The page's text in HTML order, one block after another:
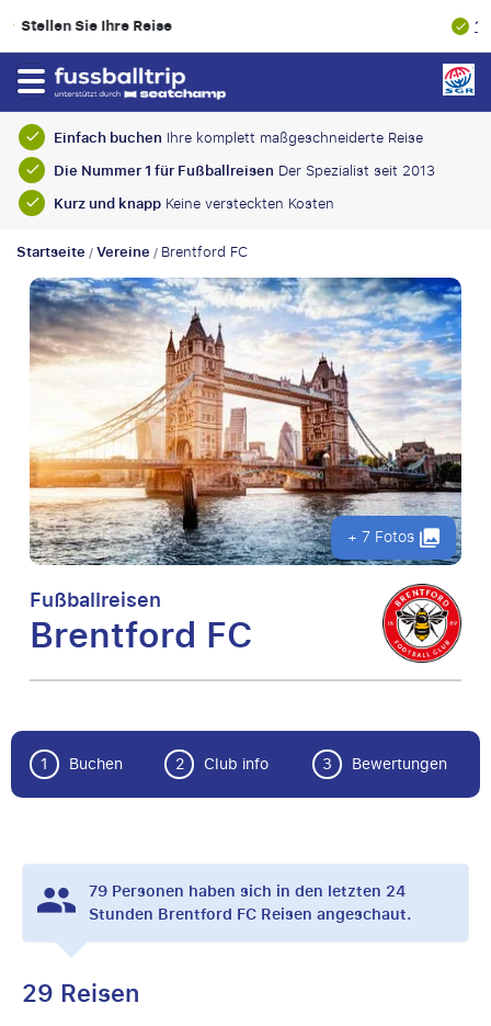
100% Finanzielle Absicherung
Einfach buchen Ihre komplett maßgeschneiderte Reise
Die Nummer 1 für Fußballreisen Der Spezialist seit 2013
Kurz und knappKeine versteckten Kosten
Startseite/Vereine/Brentford FC
+ 7 Fotos
Fußballreisen
Brentford FC
1 Buchen 2 Club info 3 Bewertungen
79Personen haben sich in den letzten 24
Stunden Brentford FC Reisen angeschaut.
29 Reisen